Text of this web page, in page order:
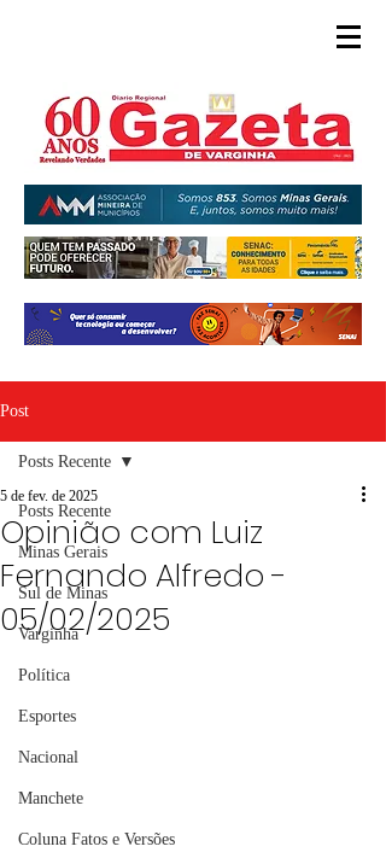
Post
Posts Recente
Minas Gerais
Sul de Minas
Varginha
Política
Esportes
Nacional
Manchete
Coluna Fatos e Versões
Posts Recente
Opinião com Luiz
Fernando Alfredo -
05/02/2025
5 de fev. de 2025